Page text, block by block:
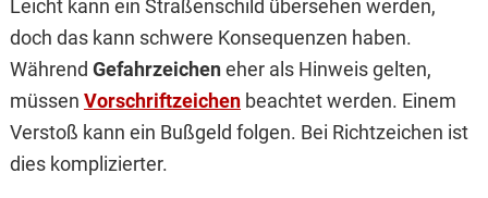
Leicht kann ein Straßenschild übersehen werden,
doch das kann schwere Konsequenzen haben.
Während Gefahrzeicheneher als Hinweis gelten,
müssen Vorschriftzeichenbeachtet werden. Einem
Verstoß kann ein Bußgeld folgen. Bei Richtzeichen ist
dies komplizierter.